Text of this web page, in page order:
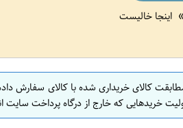
اینجا خالیست
کالای خریداری شده با کالای سفارش
خریدهایی که خارج از درگاه پرداخت سایت